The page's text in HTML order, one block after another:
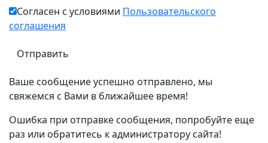
Согласен с условиями Пользовательского
соглашения
Ваше сообщение успешно отправлено, мы
свяжемся с Вами в ближайшее время!
Ошибка при отправке сообщения, попробуйте еще
раз или обратитесь к администратору сайта!